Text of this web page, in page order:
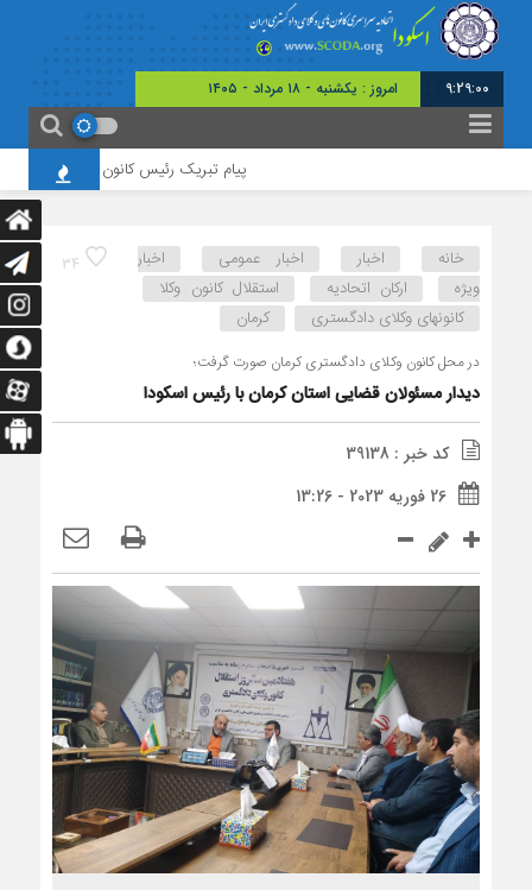
9:29:01 امروز : یکشنبه - ۱۸ مرداد - ۱۴۰۵
پیام تبریک رئیس کانون وکلای چهارمحال و
34 خانه اخبار اخبار عمومی
اخبار
ویژه
ارکان اتحادیه
استقلال کانون وکلا
کانونهای وکلای دادگستری
کرمان
در محل کانون وکلای دادگستری کرمان صورت گرفت؛
دیدار مسئولان قضایی استان کرمان با رئیس اسکودا
کد خبر : 39138
26 فوریه 2023 - 13:26